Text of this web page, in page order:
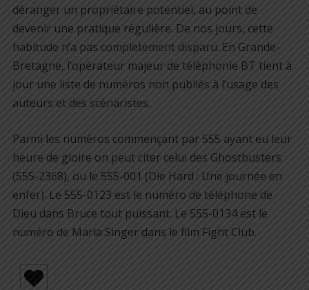
déranger un propriétaire potentiel, au point de
devenir une pratique régulière. De nos jours, cette
habitude n’a pas complètement disparu. En Grande-
Bretagne, l’opérateur majeur de téléphonie BT tient à
jour une liste de numéros non publiés à l’usage des
auteurs et des scénaristes.
Parmi les numéros commençant par 555 ayant eu leur
heure de gloire on peut citer celui des Ghostbusters
(555-2368), ou le 555-001 (Die Hard : Une journée en
enfer). Le 555-0123 est le numéro de téléphone de
Dieu dans Bruce tout puissant. Le 555-0134 est le
numéro de Marla Singer dans le film Fight Club.